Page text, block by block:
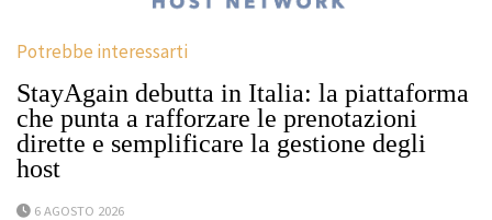
Potrebbe interessarti
StayAgain debutta in Italia: la piattaforma
che punta a rafforzare le prenotazioni
dirette e semplificare la gestione degli
host
6 AGOSTO 2026